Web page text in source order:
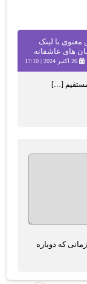
با لینک
های عاشقانه
26 اکتبر 2024 | 17:10
مستقیم […]
که دوباره